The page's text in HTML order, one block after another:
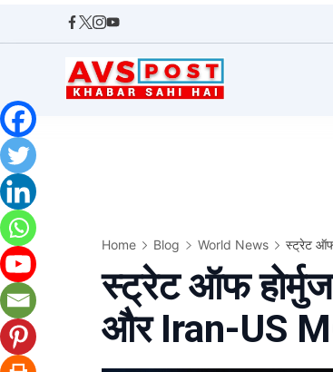
Home Blog World News स्ट्रेट ऑफ
स्ट्रेट ऑफ
और Iran-US